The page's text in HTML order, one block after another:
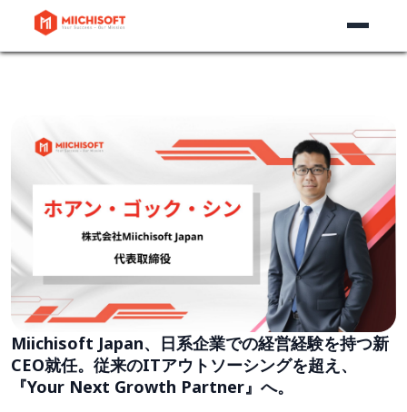
Miichisoft Japan、日系企業での経営経験を持つ新
CEO就任。従来のITアウトソーシングを超え、
『Your Next Growth Partner』へ。